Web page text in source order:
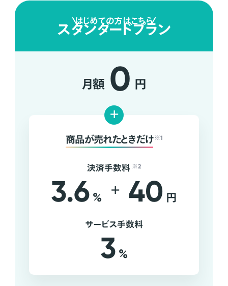
はじめての方はこちら
スタンダードプラン
月額 0 円
+
商品が売れたときだけ ※1
決済手数料 ※2
3.6 % + 40 円
サービス手数料
3 %